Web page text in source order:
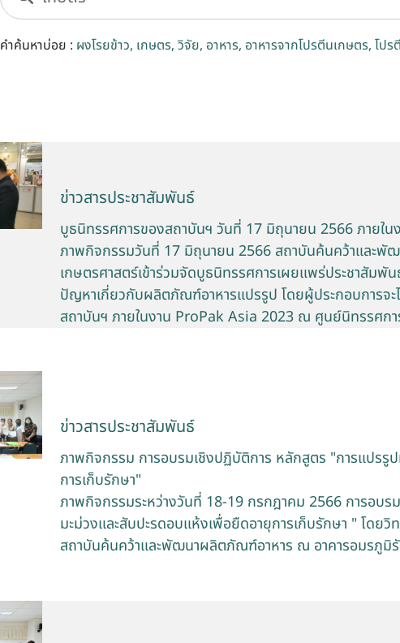
คำค้นหาบ่อย : ผงโรยข้าว เกษตร วิจัย อาหาร อาหารจากโปรตีนเกษตร โปร
ข่าวสารประชาสัมพันธ์
บูธนิทรรศการของสถาบันฯ วันที่ 17 มิถุนายน 2566 ภายใ
ภาพกิจกรรมวันที่ 17 มิถุนายน 2566 สถาบันค้นคว้าและพั
เกษตรศาสตร์เข้าร่วมจัดบูธนิทรรศการเผยแพร่ประชาสัมพั
ปัญหาเกี่ยวกับผลิตภัณฑ์อาหารแปรรูป โดยผู้ประกอบการจ
สถาบันฯ ภายในงาน ProPak Asia 2023 ณ ศูนย์นิทรรศกา
ข่าวสารประชาสัมพันธ์
ภาพกิจกรรม การอบรมเชิงปฏิบัติการ หลักสูตร "การแปรรู
การเก็บรักษา"
ภาพกิจกรรมระหว่างวันที่ 18-19 กรกฎาคม 2566 การอบ
มะม่วงและสับปะรดอบแห้งเพื่อยืดอายุการเก็บรักษา " โดย
สถาบันค้นคว้าและพัฒนาผลิตภัณฑ์อาหาร ณ อาคารอมรภูมิ